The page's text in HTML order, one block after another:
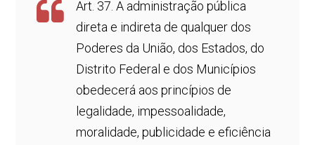
Art. 37. A administração pública
direta e indireta de qualquer dos
Poderes da União, dos Estados, do
Distrito Federal e dos Municípios
obedecerá aos princípios de
legalidade, impessoalidade,
moralidade, publicidade e eficiência